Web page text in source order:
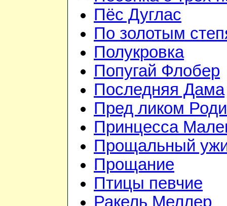
Пёс Дуглас
По золотым
Полукровка
Попугай Флобер
Последняя Дама
Пред ликом
Принцесса
Прощальный
Прощание
Птицы певчие
Ракель Меллер